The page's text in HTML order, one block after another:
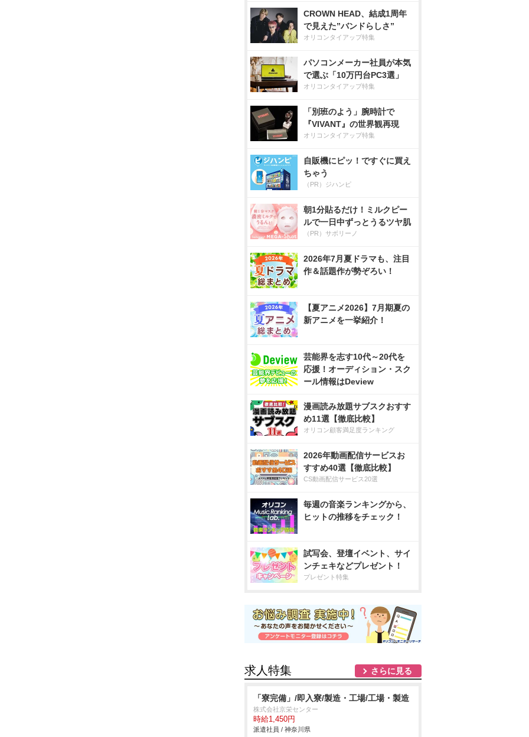
CROWN HEAD、結成1周年
で見えた”バンドらしさ”
オリコンタイアップ特集
パソコンメーカー社員が本気
で選ぶ「10万円台PC3選」
オリコンタイアップ特集
「別班のよう」腕時計で
『VIVANT』の世界観再現
オリコンタイアップ特集
自販機にピッ！ですぐに買え
ちゃう
（PR）ジハンピ
朝1分貼るだけ！ミルクピー
ルで一日中ずっとうるツヤ肌
（PR）サボリーノ
2026年7月夏ドラマも、注目
作＆話題作が勢ぞろい！
【夏アニメ2026】7月期夏の
新アニメを一挙紹介！
芸能界を志す10代～20代を
応援！オーディション・スク
ール情報はDeview
漫画読み放題サブスクおすす
め11選【徹底比較】
オリコン顧客満足度ランキング
2026年動画配信サービスお
すすめ40選【徹底比較】
CS動画配信サービス20選
毎週の音楽ランキングから、
ヒットの推移をチェック！
試写会、登壇イベント、サイ
ンチェキなどプレゼント！
プレゼント特集
求人特集 さらに見る
「寮完備」/即入寮/製造・工場/工場・製造
株式会社京栄センター
時給1,450円
派遣社員 / 神奈川県